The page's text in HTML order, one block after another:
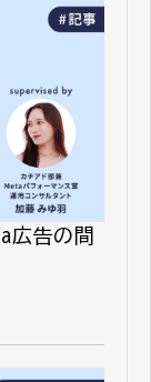
広告の間